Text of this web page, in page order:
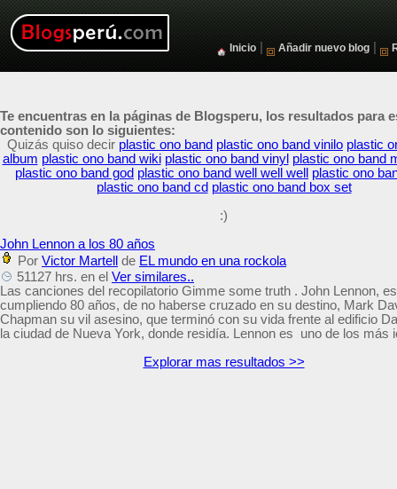
Inicio Añadir nuevo blog
Te encuentras en la páginas de Blogsperu, los resultados para
contenido son lo siguientes:
Quizás quiso decir plastic ono band plastic ono band vinilo plastic
album plastic ono band wiki plastic ono band vinyl plastic ono band
plastic ono band god plastic ono band well well well plastic ono
plastic ono band cd plastic ono band box set
:)
John Lennon a los 80 años
Por Victor Martell de EL mundo en una rockola
51127 hrs. en el Ver similares..
Las canciones del recopilatorio Gimme some truth . John Lennon,
cumpliendo 80 años, de no haberse cruzado en su destino, Mark
Chapman su vil asesino, que terminó con su vida frente al edificio
la ciudad de Nueva York, donde residía. Lennon es uno de los más
Explorar mas resultados >>